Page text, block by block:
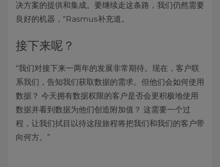
决方案的提供和集成。要继续走这条路，我们仍然需要
良好的机器，“Rasmus补充道。
接下来呢？
“我们对接下来一两年的发展非常期待。现在，客户联
系我们，告知我们获取数据的需求。但他们会如何使用
数据？ 今天拥有数据权限的客户是否会更积极地使用
数据并看到数据为他们创造附加值？ 这需要一个过
程，让我们拭目以待这段旅程将把我们和我们的客户带
向何方。”